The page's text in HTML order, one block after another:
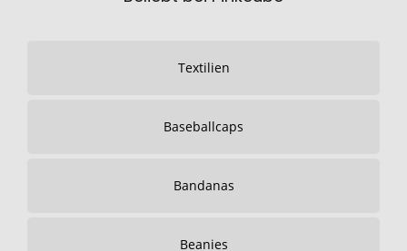
Textilien
Baseballcaps
Bandanas
Beanies